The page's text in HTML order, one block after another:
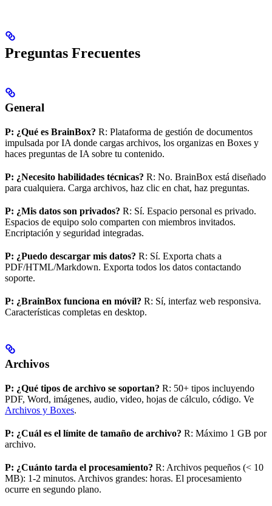
Preguntas Frecuentes
General
P: ¿Qué es BrainBox? R: Plataforma de gestión de documentos
impulsada por IA donde cargas archivos, los organizas en Boxes y
haces preguntas de IA sobre tu contenido.
P: ¿Necesito habilidades técnicas? R: No. BrainBox está diseñado
para cualquiera. Carga archivos, haz clic en chat, haz preguntas.
P: ¿Mis datos son privados? R: Sí. Espacio personal es privado.
Espacios de equipo solo comparten con miembros invitados.
Encriptación y seguridad integradas.
P: ¿Puedo descargar mis datos? R: Sí. Exporta chats a
PDF/HTML/Markdown. Exporta todos los datos contactando
soporte.
P: ¿BrainBox funciona en móvil? R: Sí, interfaz web responsiva.
Características completas en desktop.
Archivos
P: ¿Qué tipos de archivo se soportan? R: 50+ tipos incluyendo
PDF, Word, imágenes, audio, video, hojas de cálculo, código. Ve
Archivos y Boxes.
P: ¿Cuál es el límite de tamaño de archivo? R: Máximo 1 GB por
archivo.
P: ¿Cuánto tarda el procesamiento? R: Archivos pequeños (< 10
MB): 1-2 minutos. Archivos grandes: horas. El procesamiento
ocurre en segundo plano.